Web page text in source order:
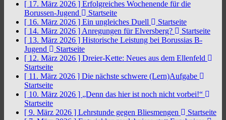
[ 17. März 2026 ] Erfolgreiches Wochenende für die
Borussen-Jugend
Startseite
[ 16. März 2026 ] Ein ungleiches Duell
Startseite
[ 14. März 2026 ] Anregungen für Elversberg?
Startseite
[ 13. März 2026 ] Historische Leistung bei Borussias B-
Jugend
Startseite
[ 12. März 2026 ] Dreier-Kette: Neues aus dem Ellenfeld
Startseite
[ 11. März 2026 ] Die nächste schwere (Lern)Aufgabe
Startseite
[ 10. März 2026 ] „Denn das hier ist noch nicht vorbei!“
Startseite
[ 9. März 2026 ] Lehrstunde gegen Bliesmengen
Startseite